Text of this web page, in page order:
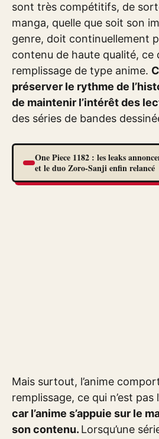
sont très compétitifs, de
manga, quelle que soit son
genre, doit continuellement
contenu de haute qualité, ce
remplissage de type anime.
préserver le rythme de
de maintenir l’intérêt des
des séries de bandes
One Piece 1182 : les leaks
et le duo Zoro-Sanji enfin relancé
Mais surtout, l’anime
remplissage, ce qui n’est pas
car l’anime s’appuie sur le
son contenu. Lorsqu’une